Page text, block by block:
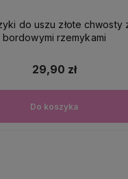
do uszu złote chwosty
bordowymi rzemykami
29,90 zł
Do koszyka